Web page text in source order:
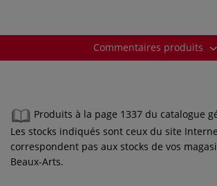
Commentaires produits
Produits à la page 1337 du catalogue
Les stocks indiqués sont ceux du site
correspondent pas aux stocks de vos
Beaux-Arts.